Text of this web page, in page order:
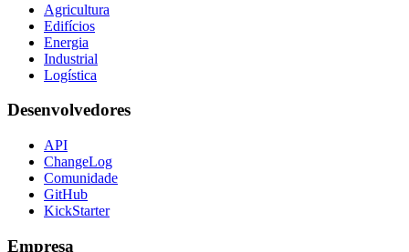
Agricultura
Edifícios
Energia
Industrial
Logística
Desenvolvedores
API
ChangeLog
Comunidade
GitHub
KickStarter
Empresa